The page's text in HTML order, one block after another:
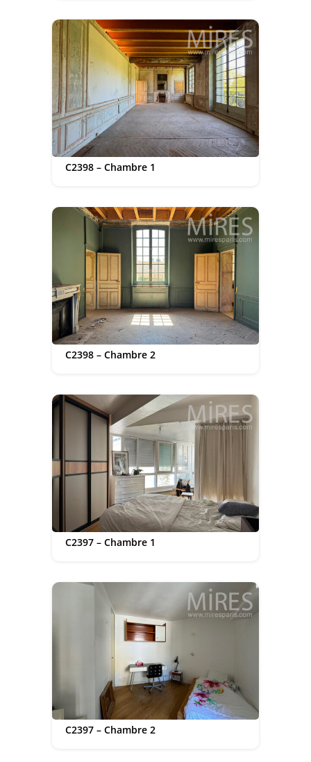
C2398 – Chambre 1
C2398 – Chambre 2
C2397 – Chambre 1
C2397 – Chambre 2